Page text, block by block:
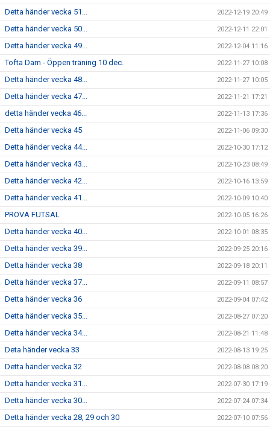
Detta händer vecka 51... 2022-12-19 20:49
Detta händer vecka 50... 2022-12-11 22:01
Detta händer vecka 49... 2022-12-04 11:16
Tofta Dam - Öppen träning 10 dec. 2022-11-27 10:08
Detta händer vecka 48... 2022-11-27 10:05
Detta händer vecka 47... 2022-11-21 17:21
detta händer vecka 46... 2022-11-13 17:36
Detta händer vecka 45 2022-11-06 09:30
Detta händer vecka 44... 2022-10-30 17:12
Detta händer vecka 43... 2022-10-23 08:49
Detta händer vecka 42... 2022-10-16 13:59
Detta händer vecka 41... 2022-10-09 10:40
PROVA FUTSAL 2022-10-05 16:26
Detta händer vecka 40... 2022-10-01 08:35
Detta händer vecka 39... 2022-09-25 20:16
Detta händer vecka 38 2022-09-18 20:11
Detta händer vecka 37... 2022-09-11 08:57
Detta händer vecka 36 2022-09-04 07:42
Detta händer vecka 35... 2022-08-27 07:20
Detta händer vecka 34... 2022-08-21 11:48
Deta händer vecka 33 2022-08-13 19:25
Detta händer vecka 32 2022-08-08 08:20
Detta händer vecka 31... 2022-07-30 17:19
Detta händer vecka 30... 2022-07-24 07:34
Detta händer vecka 28, 29 och 30 2022-07-10 07:56